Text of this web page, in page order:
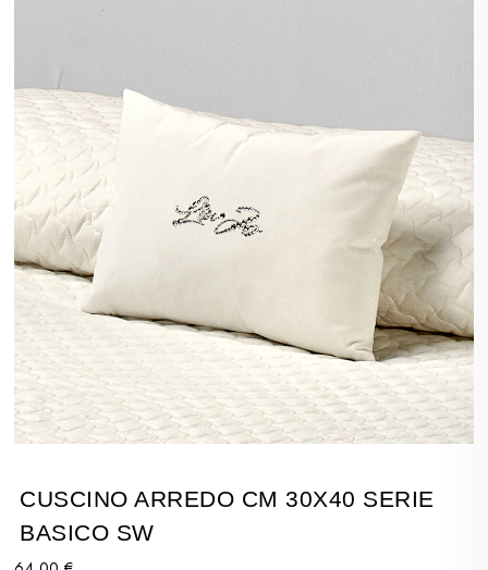
CUSCINO ARREDO CM 30X40 SERIE
BASICO SW